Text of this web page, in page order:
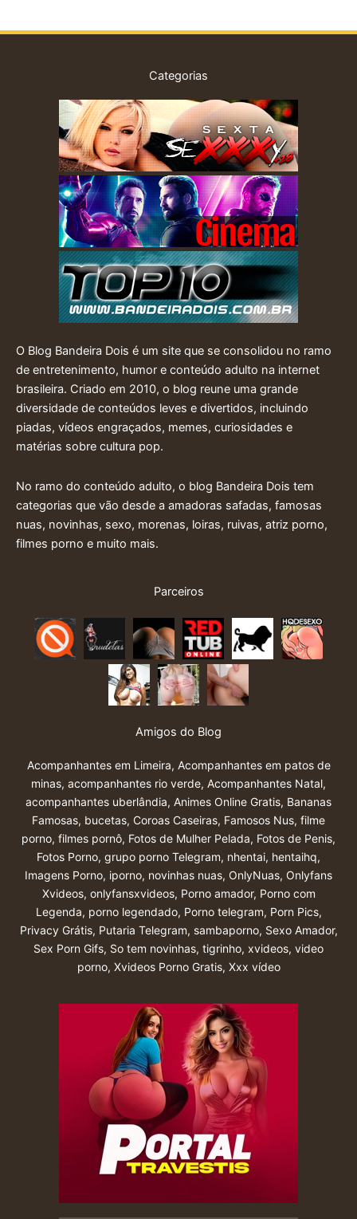
Categorias
O Blog Bandeira Dois é um site que se consolidou no ramo
de entretenimento, humor e conteúdo adulto na internet
brasileira. Criado em 2010, o blog reune uma grande
diversidade de conteúdos leves e divertidos, incluindo
piadas, vídeos engraçados, memes, curiosidades e
matérias sobre cultura pop.
No ramo do conteúdo adulto, o blog Bandeira Dois tem
categorias que vão desde a amadoras safadas, famosas
nuas, novinhas, sexo, morenas, loiras, ruivas, atriz porno,
filmes porno e muito mais.
Parceiros
Amigos do Blog
Acompanhantes em Limeira, Acompanhantes em patos de
minas, acompanhantes rio verde, Acompanhantes Natal,
acompanhantes uberlândia, Animes Online Gratis, Bananas
Famosas, bucetas, Coroas Caseiras, Famosos Nus, filme
porno, filmes pornô, Fotos de Mulher Pelada, Fotos de Penis,
Fotos Porno, grupo porno Telegram, nhentai, hentaihq,
Imagens Porno, iporno, novinhas nuas, OnlyNuas, Onlyfans
Xvideos, onlyfansxvideos, Porno amador, Porno com
Legenda, porno legendado, Porno telegram, Porn Pics,
Privacy Grátis, Putaria Telegram, sambaporno, Sexo Amador,
Sex Porn Gifs, So tem novinhas, tigrinho, xvideos, video
porno, Xvideos Porno Gratis, Xxx vídeo